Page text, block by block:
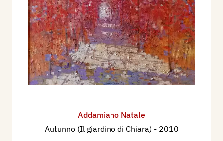
Addamiano Natale
Autunno (Il giardino di Chiara) - 2010